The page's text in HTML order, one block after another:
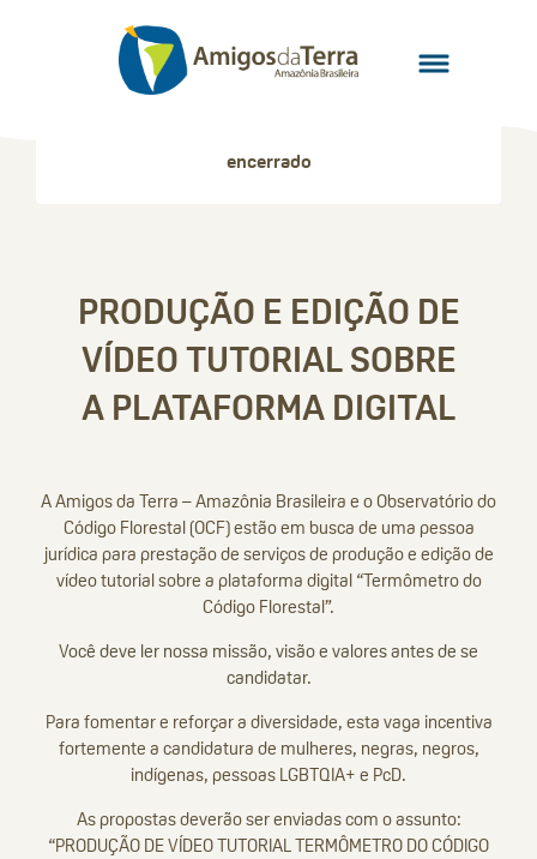
encerrado
PRODUÇÃO E EDIÇÃO DE
VÍDEO TUTORIAL SOBRE
A PLATAFORMA DIGITAL
A Amigos da Terra – Amazônia Brasileira e o Observatório do
Código Florestal (OCF) estão em busca de uma pessoa
jurídica para prestação de serviços de produção e edição de
vídeo tutorial sobre a plataforma digital “Termômetro do
Código Florestal”.
Você deve ler nossa missão, visão e valores antes de se
candidatar.
Para fomentar e reforçar a diversidade, esta vaga incentiva
fortemente a candidatura de mulheres, negras, negros,
indígenas, pessoas LGBTQIA+ e PcD.
As propostas deverão ser enviadas com o assunto:
“PRODUÇÃO DE VÍDEO TUTORIAL TERMÔMETRO DO CÓDIGO